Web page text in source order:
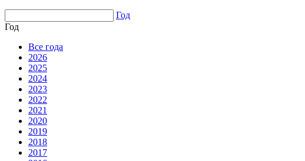
Год
Год
Все года
2026
2025
2024
2023
2022
2021
2020
2019
2018
2017